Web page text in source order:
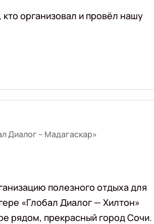
организовал и провёл нашу
Диалог – Мадагаскар»
полезного отдыха для
«Глобал Диалог — Хилтон»
рядом, прекрасный город Сочи.